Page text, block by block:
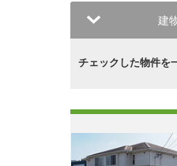
建
チェックした物件を